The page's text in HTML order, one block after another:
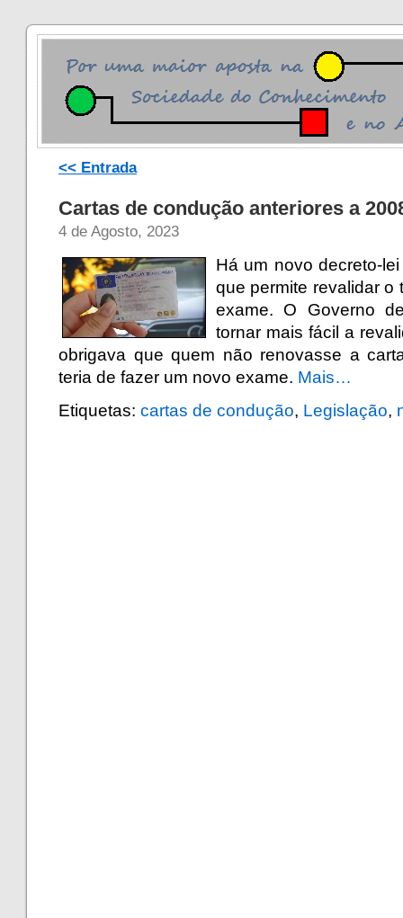
<< Entrada
Cartas de condução anteriores a
4 de Agosto, 2023
Há um novo decreto-
que permite revalidar o
exame. O Governo
tornar mais fácil a
obrigava que quem não renovasse a
teria de fazer um novo exame. Mais…
Etiquetas: cartas de condução, Legislação,